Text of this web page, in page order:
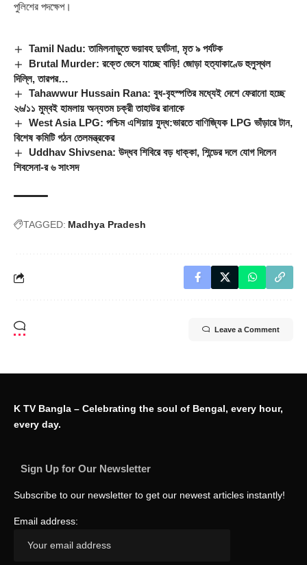
পুলিশের পদক্ষেপ।
Tamil Nadu: তামিলনাড়ুতে ভয়াবহ দুর্ঘটনা, মৃত ৯ পর্যটক
Brutal Murder: রক্তে ভেসে যাচ্ছে বাড়ি! জোড়া হত্যাকাণ্ডে হুলুস্থল
দিল্লি, তারপর…
Tahawwur Hussain Rana: বুধ-বৃহস্পতির মধ্যেই দেশে ফেরানো হচ্ছে
২৬/১১ মুম্বই হামলায় অন্যতম চক্রী তাহাউর রানাকে
West Asia LPG: পশ্চিম এশিয়ায় যুদ্ধ:ভারতে বাণিজ্যিক LPG ভাঁড়ারে টান,
বিশেষ কমিটি গঠন তেলমন্ত্রকের
Uddhav Shivsena: উদ্ধব শিবিরে বড় ধাক্কা, শিন্ডের দলে যোগ দিলেন
শিবসেনা-র ৬ সাংসদ
TAGGED: Madhya Pradesh
Leave a Comment
K TV Bangla – Celebrating the soul of Bengal, every hour,
every day.
Sign Up for Our Newsletter
Subscribe to our newsletter to get our newest articles instantly!
Email address: